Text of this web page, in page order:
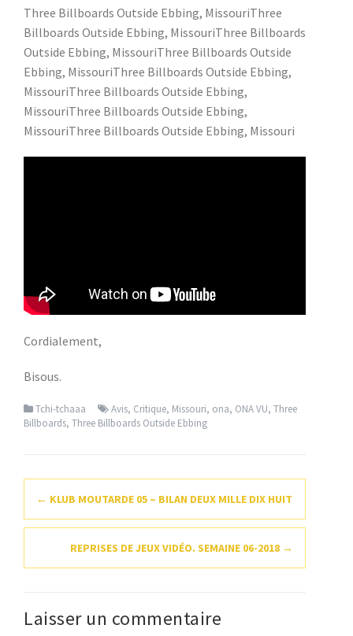
Three Billboards Outside Ebbing, MissouriThree
Billboards Outside Ebbing, MissouriThree Billboards
Outside Ebbing, MissouriThree Billboards Outside
Ebbing, MissouriThree Billboards Outside Ebbing,
MissouriThree Billboards Outside Ebbing,
MissouriThree Billboards Outside Ebbing,
MissouriThree Billboards Outside Ebbing, Missouri
Cordialement,
Bisous.
Tchi-tchaaa Avis, Critique, Missouri, ona, ONA VU, Three
Billboards, Three Billboards Outside Ebbing
Navigation
d'article
← KLUB MOUTARDE 05 – BILAN DEUX MILLE DIX HUIT
REPRISES DE JEUX VIDÉO. SEMAINE 06-2018 →
Laisser un commentaire